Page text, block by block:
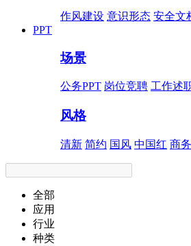
作风建设 意识形态 安全文
PPT
场景
公务PPT 岗位竞聘 工作述
风格
清新 简约 国风 中国红 商务
全部
应用
行业
种类